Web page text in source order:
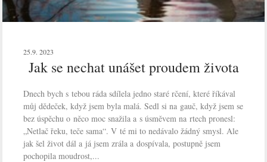
25.9. 2023
Jak se nechat unášet proudem života
Dnech bych s tebou ráda sdílela jedno staré rčení, které říkával
můj dědeček, když jsem byla malá. Sedl si na gauč, když jsem se
bez úspěchu o něco moc snažila a s úsměvem na rtech pronesl:
„Netlač řeku, teče sama“. V té mi to nedávalo žádný smysl. Ale
jak šel život dál a já jsem zrála a dospívala, postupně jsem
pochopila moudrost,...